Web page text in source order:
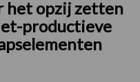
het opzij zetten
productieve